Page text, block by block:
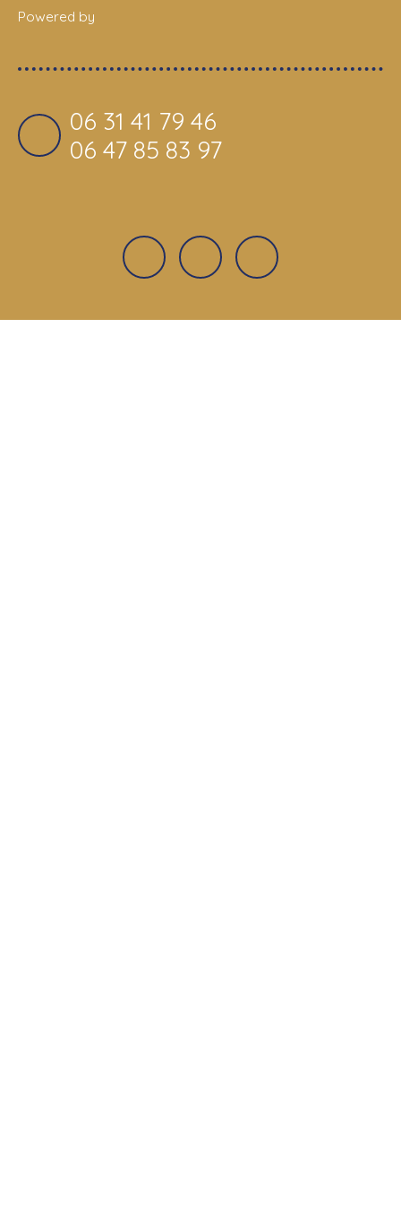
Powered by
06 31 41 79 46
06 47 85 83 97